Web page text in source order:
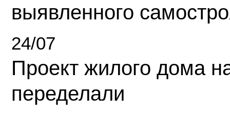
выявленного
24/07
Проект жилого дома
переделали